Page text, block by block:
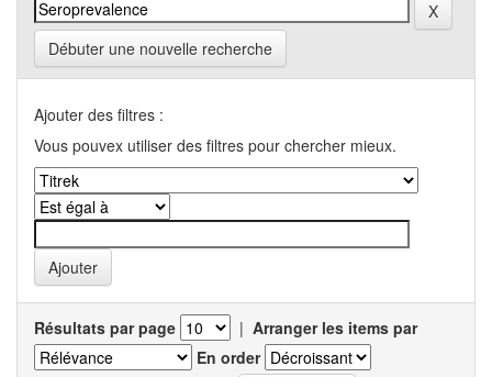
Débuter une nouvelle recherche
Ajouter des filtres :
Vous pouvex utiliser des filtres pour chercher mieux.
Résultats par page | Arranger les items par
En order